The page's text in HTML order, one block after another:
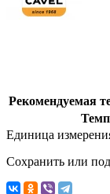
Рекомендуемая
Единица
Сохранить или